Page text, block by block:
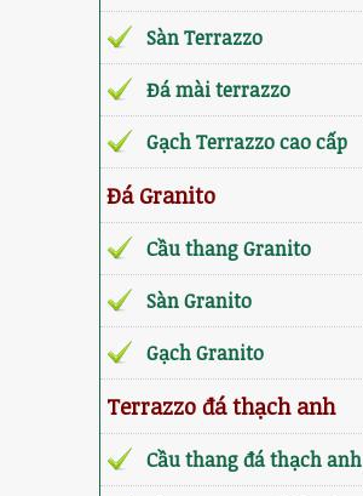
Sàn Terrazzo
Đá mài terrazzo
Gạch Terrazzo cao cấp
Đá Granito
Cầu thang Granito
Sàn Granito
Gạch Granito
Terrazzo đá thạch anh
Cầu thang đá thạch anh